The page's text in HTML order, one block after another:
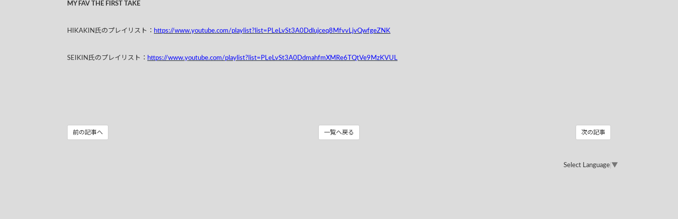
MY FAV THE FIRST TAKE
HIKAKIN氏のプレイリスト： https://www.youtube.com/playlist?list=PLeLvSt3A0Ddlujceq8MfvvLjvQwfgeZNK
SEIKIN氏のプレイリスト： https://www.youtube.com/playlist?list=PLeLvSt3A0DdmahfmXMRe6TQtVe9MzKVUL
次の記事
一覧へ戻る
前の記事へ
Select Language ▼